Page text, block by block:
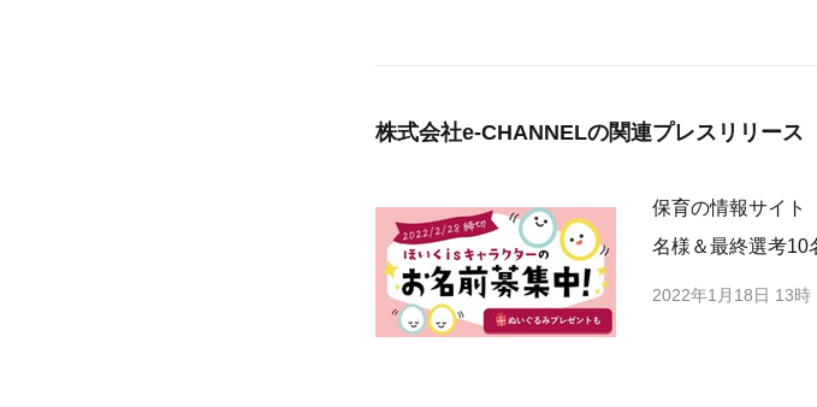
株式会社e-CHANNELの関連プレスリリース
保育の情報サイト
名様＆最終選考10
2022年1月18日 13時